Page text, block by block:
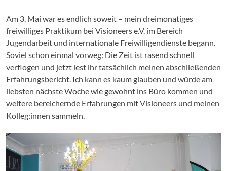
Am 3. Mai war es endlich soweit – mein dreimonatiges
freiwilliges Praktikum bei Visioneers e.V. im Bereich
Jugendarbeit und internationale Freiwilligendienste begann.
Soviel schon einmal vorweg: Die Zeit ist rasend schnell
verflogen und jetzt lest ihr tatsächlich meinen abschließenden
Erfahrungsbericht. Ich kann es kaum glauben und würde am
liebsten nächste Woche wie gewohnt ins Büro kommen und
weitere bereichernde Erfahrungen mit Visioneers und meinen
Kolleg:innen sammeln.